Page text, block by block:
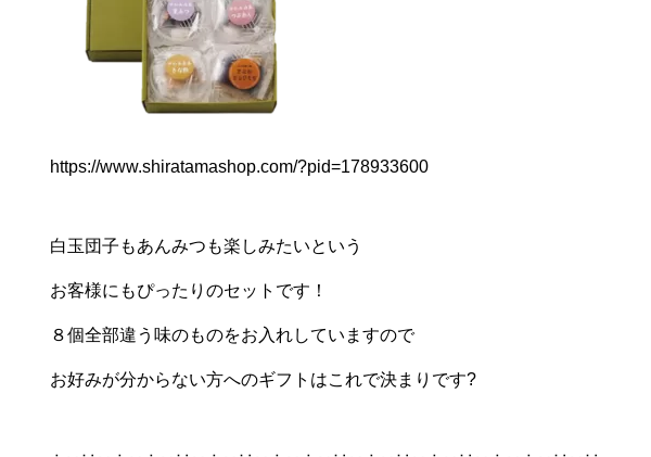
https://www.shiratamashop.com/?pid=178933600
白玉団子もあんみつも楽しみたいという
お客様にもぴったりのセットです！
８個全部違う味のものをお入れしていますので
お好みが分からない方へのギフトはこれで決まりです?